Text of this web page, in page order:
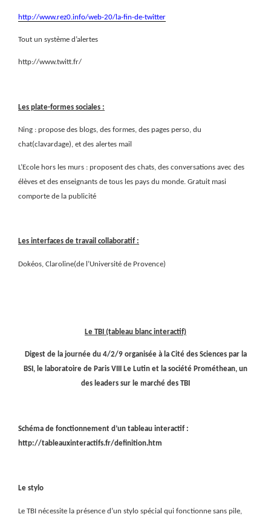
http://www.rez0.info/web-20/la-fin-de-twitter
Tout un système d’alertes
http://www.twitt.fr/
Les plate-formes sociales :
Ning : propose des blogs, des formes, des pages perso, du
chat(clavardage), et des alertes mail
L’Ecole hors les murs : proposent des chats, des conversations avec des
élèves et des enseignants de tous les pays du monde. Gratuit masi
comporte de la publicité
Les interfaces de travail collaboratif :
Dokéos, Claroline(de l’Université de Provence)
Le TBI (tableau blanc interactif)
Digest de la journée du 4/2/9 organisée à la Cité des Sciences par la
BSI, le laboratoire de Paris VIII Le Lutin et la société Prométhean, un
des leaders sur le marché des TBI
Schéma de fonctionnement d’un tableau interactif :
http://tableauxinteractifs.fr/definition.htm
Le stylo
Le TBI nécessite la présence d’un stylo spécial qui fonctionne sans pile,